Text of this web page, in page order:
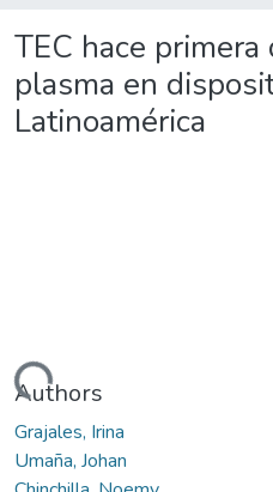
TEC hace primera
plasma en
Latinoamérica
Loading...
Authors
Grajales, Irina
Umaña, Johan